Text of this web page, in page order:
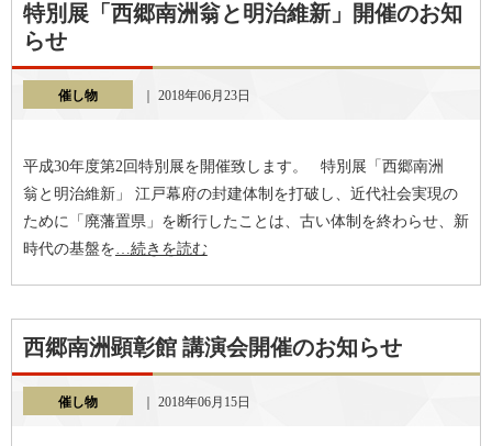
特別展「西郷南洲翁と明治維新」開催のお知
らせ
催し物 ｜ 2018年06月23日
平成30年度第2回特別展を開催致します。 特別展「西郷南洲
翁と明治維新」 江戸幕府の封建体制を打破し、近代社会実現の
ために「廃藩置県」を断行したことは、古い体制を終わらせ、新
時代の基盤を…続きを読む
西郷南洲顕彰館 講演会開催のお知らせ
催し物 ｜ 2018年06月15日